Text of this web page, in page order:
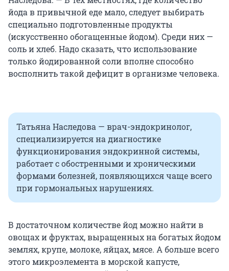
йода в привычной еде мало, следует выбирать
специально подготовленные продукты
(искусственно обогащенные йодом). Среди них —
соль и хлеб. Надо сказать, что использование
только йодированной соли вполне способно
восполнить такой дефицит в организме человека.
Татьяна Наследова — врач-эндокринолог,
специализируется на диагностике
функционирования эндокринной системы,
работает с обостренными и хроническими
формами болезней, появляющихся чаще всего
при гормональных нарушениях.
В достаточном количестве йод можно найти в
овощах и фруктах, выращенных на богатых йодом
землях, крупе, молоке, яйцах, мясе. А больше всего
этого микроэлемента в морской капусте,